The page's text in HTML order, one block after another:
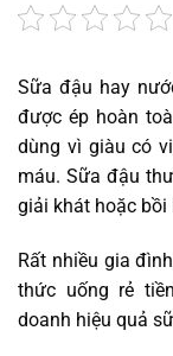
Sữa đậu hay
được ép hoàn
dùng vì giàu có
máu. Sữa đậu
giải khát hoặc bồi
Rất nhiều gia
thức uống rẻ
doanh hiệu quả